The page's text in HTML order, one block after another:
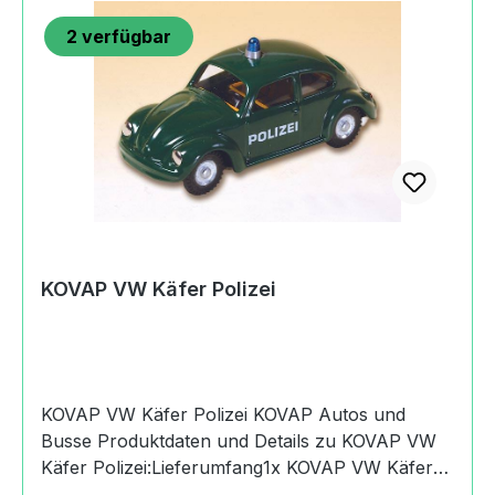
https://eshop.kovap.cz
2 verfügbar
KOVAP VW Käfer Polizei
KOVAP VW Käfer Polizei KOVAP Autos und
Busse Produktdaten und Details zu KOVAP VW
Käfer Polizei:Lieferumfang1x KOVAP VW Käfer